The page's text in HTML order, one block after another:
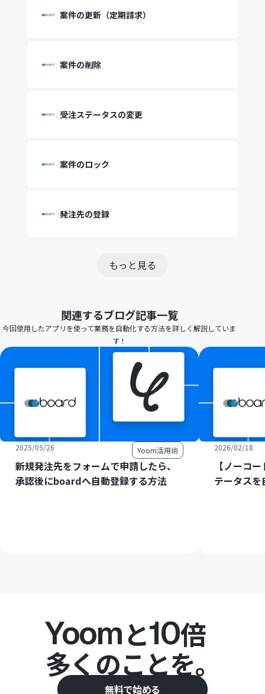
案件の更新（定期請求）
案件の削除
受注ステータスの変更
案件のロック
発注先の登録
もっと見る
関連するブログ記事一覧
今回使用したアプリを使って業務を自動化する方法を詳しく解説していま
す！
2025/05/26 Yoom活用術
新規発注先をフォームで申請したら、
承認後にboardへ自動登録する方法
2026/02/18
【ノーコ
テータス
Yoomと10倍
多くのことを。
無料で始める